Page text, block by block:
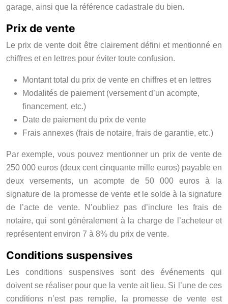
garage, ainsi que la référence cadastrale du bien.
Prix de vente
Le prix de vente doit être clairement défini et mentionné en
chiffres et en lettres pour éviter toute confusion.
Montant total du prix de vente en chiffres et en lettres
Modalités de paiement (versement d’un acompte,
financement, etc.)
Date de paiement du prix de vente
Frais annexes (frais de notaire, frais de garantie, etc.)
Par exemple, vous pouvez mentionner un prix de vente de
250 000 euros (deux cent cinquante mille euros) payable en
deux versements, un acompte de 50 000 euros à la
signature de la promesse de vente et le solde à la signature
de l’acte de vente. N’oubliez pas d’inclure les frais de
notaire, qui sont généralement à la charge de l’acheteur et
représentent environ 7 à 8% du prix de vente.
Conditions suspensives
Les conditions suspensives sont des événements qui
doivent se réaliser pour que la vente ait lieu. Si l’une de ces
conditions n’est pas remplie, la promesse de vente est